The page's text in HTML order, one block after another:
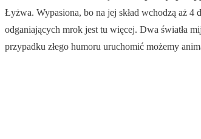
Łyżwa. Wypasiona, bo na jej skład wchodzą aż
odganiających mrok jest tu więcej. Dwa światła
przypadku złego humoru uruchomić możemy